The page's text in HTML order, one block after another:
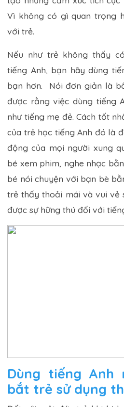
Vì không có gì quan trọng
với trẻ.
Nếu như trẻ không thấy
tiếng Anh, bạn hãy dùng
bạn hơn. Nói đơn giản là
được rằng việc dùng tiếng
như tiếng mẹ đẻ. Cách tốt
của trẻ học tiếng Anh đó là
động của mọi người xung
bé xem phim, nghe nhạc
bé nói chuyện với bạn bè
trẻ thấy thoải mái và vui vẻ
được sự hững thú đối với
Dùng tiếng Anh
bắt trẻ sử dụng